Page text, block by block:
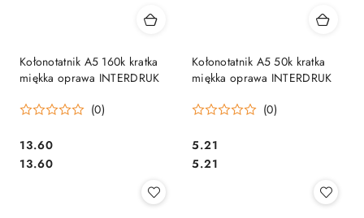
Kołonotatnik A5 160k kratka
miękka oprawa INTERDRUK
(0)
Cena:
13.60
Cena:
13.60
Kołonotatnik A5 50k kratka
miękka oprawa INTERDRUK
(0)
Cena:
5.21
Cena:
5.21